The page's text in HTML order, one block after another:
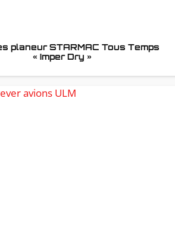
planeur STARMAC Tous Temps
« Imper Dry »